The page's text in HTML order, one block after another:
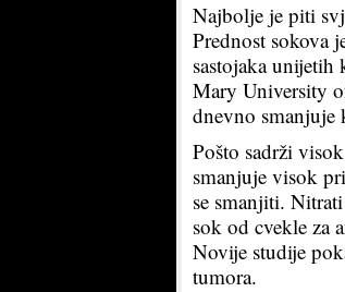
Najbolje je piti
Prednost sokova
sastojaka unijetih
Mary University
dnevno
Pošto sadrži
smanjuje visok
se smanjiti.
sok od cvekle za
Novije studije
tumora.